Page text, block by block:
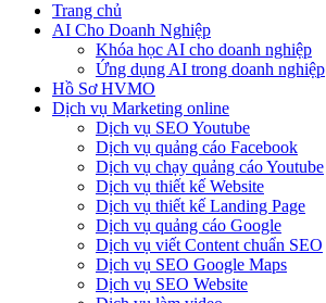
Trang chủ
AI Cho Doanh Nghiệp
Khóa học AI cho doanh nghiệp
Ứng dụng AI trong doanh nghiệp
Hồ Sơ HVMO
Dịch vụ Marketing online
Dịch vụ SEO Youtube
Dịch vụ quảng cáo Facebook
Dịch vụ chạy quảng cáo Youtube
Dịch vụ thiết kế Website
Dịch vụ thiết kế Landing Page
Dịch vụ quảng cáo Google
Dịch vụ viết Content chuẩn SEO
Dịch vụ SEO Google Maps
Dịch vụ SEO Website